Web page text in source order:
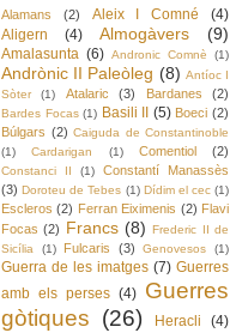
Alamans (2) Aleix I Comné
(4)
Aligern
(4) Almogàvers (9)
Amalasunta (6) Andronic Comnè (1)
Andrònic II Paleòleg (8) Antíoc I
Sòter
(1) Atalaric (3) Bardanes (2)
Bardes Focas (1) Basili II (5) Boeci (2)
Búlgars (2) Caiguda de Constantinoble
(1)
Cardarigan (1) Comentiol (2)
Constanci II (1)
Constantí Manassès
(3) Doroteu de Tebes (1) Dídim el cec (1)
Escleros (2) Ferran Eiximenis (2) Flavi
Focas (2) Francs (8)
Frederic II de
Sicília
(1) Fulcaris (3) Genovesos (1)
Guerra de les imatges (7) Guerres
amb els perses (4) Guerres
gòtiques (26) Heracli (4)